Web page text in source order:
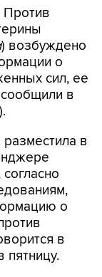
Против
) возбуждено
о
сил, ее
в
в
о
в